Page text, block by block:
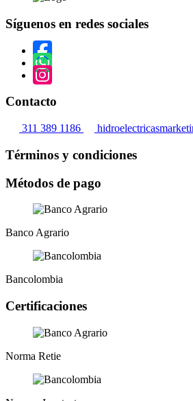
Síguenos en redes sociales
Contacto
311 389 1186
Términos y condiciones
Métodos de pago
Banco Agrario
Bancolombia
Certificaciones
Norma Retie